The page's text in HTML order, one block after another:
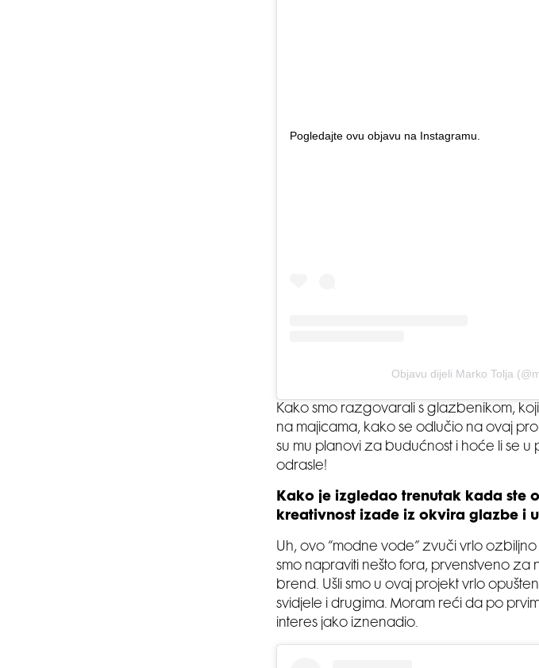
Pogledajte ovu objavu na Instagramu.
Objavu dijeli Marko Tolja
Kako smo razgovarali s glazbenikom,
na majicama, kako se odlučio na ovaj
su mu planovi za budućnost i hoće li se
odrasle!
Kako je izgledao trenutak kada ste
kreativnost izađe iz okvira glazbe i
Uh, ovo “modne vode” zvuči vrlo ozbiljno
smo napraviti nešto fora, prvenstveno za
brend. Ušli smo u ovaj projekt vrlo
svidjele i drugima. Moram reći da po
interes jako iznenadio.